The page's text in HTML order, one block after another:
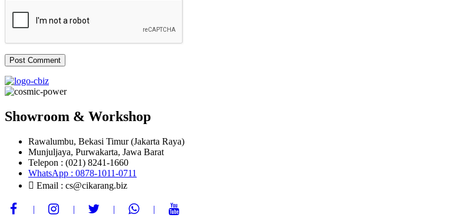
Showroom & Workshop
Rawalumbu, Bekasi Timur (Jakarta Raya)
Munjuljaya, Purwakarta, Jawa Barat
Telepon : (021) 8241-1660
WhatsApp : 0878-1011-0711
Email : cs@cikarang.biz